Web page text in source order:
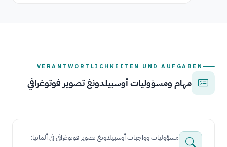
VERANTWORTLICHKEITEN UND AUFGABEN
مهام ومسؤوليات أوسبيلدونغ تصوير فوتوغرافي
مسؤوليات وواجبات أوسبيلدونغ تصوير فوتوغرافي في ألمانيا: